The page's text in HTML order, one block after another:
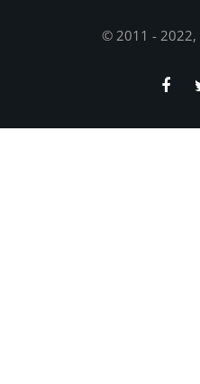
© 2011 - 2022,